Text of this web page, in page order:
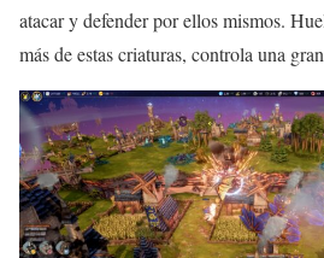
atacar y defender por ellos mismos.
más de estas criaturas, controla una